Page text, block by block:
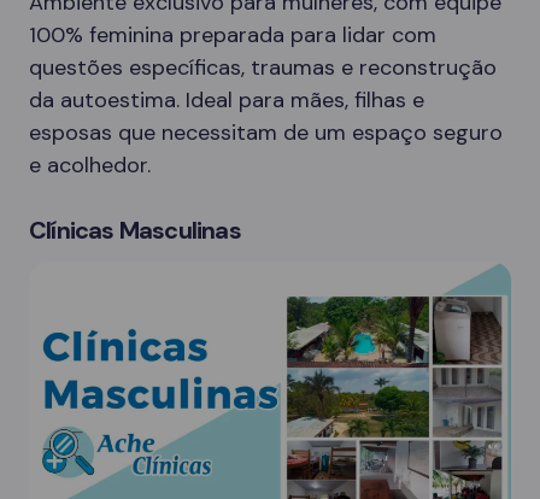
100% feminina preparada para lidar com
questões específicas, traumas e reconstrução
da autoestima. Ideal para mães, filhas e
esposas que necessitam de um espaço seguro
e acolhedor.
Clínicas Masculinas